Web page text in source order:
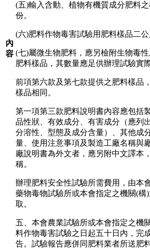
內
容
(五)輸入含動、植物有機質成分肥料
份。
(六)肥料作物毒害試驗用肥料樣品二公
(七)屬微生物肥料，應另檢附生物毒
肥料樣品，其數量應足供辦理試驗實
前項第六款及第七款提供之肥料樣品
樣品相同。
第一項第三款肥料說明書內容應包括
品性狀、有效成分、有害成分（應列
分溶性、型態及成分含量）、其他成
量、使用注意事項及製造工廠名稱與
廠說明書為外文者，應另附中文譯本
稱。
辦理肥料安全性試驗所需費用，由本
藥物毒物試驗所或本會指定之機關(構
取。
五、本會農業試驗所或本會指定之機
料作物毒害試驗之日起五十日內，完
告。試驗報告應併同肥料業者所送肥